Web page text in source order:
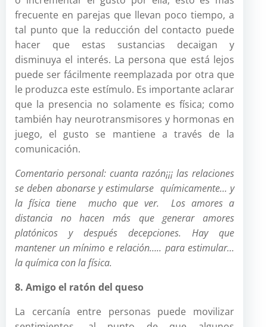
frecuente en parejas que llevan poco tiempo, a
tal punto que la reducción del contacto puede
hacer que estas sustancias decaigan y
disminuya el interés. La persona que está lejos
puede ser fácilmente reemplazada por otra que
le produzca este estímulo. Es importante aclarar
que la presencia no solamente es física; como
también hay neurotransmisores y hormonas en
juego, el gusto se mantiene a través de la
comunicación.
Comentario personal: cuanta razón¡¡¡ las relaciones
se deben abonarse y estimularse químicamente… y
la física tiene mucho que ver. Los amores a
distancia no hacen más que generar amores
platónicos y después decepciones. Hay que
mantener un mínimo e relación….. para estimular…
la química con la física.
8. Amigo el ratón del queso
La cercanía entre personas puede movilizar